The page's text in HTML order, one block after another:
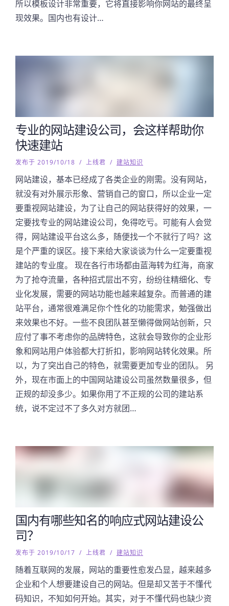
所以模板设计非常重要，它将直接影响你网站的最终呈
现效果。国内也有设计…
专业的网站建设公司，会这样帮助你
快速建站
发布于 2019/10/18 / 上线君 / 建站知识
网站建设，基本已经成了各类企业的刚需。没有网站，
就没有对外展示形象、营销自己的窗口，所以企业一定
要重视网站建设，为了让自己的网站获得好的效果，一
定要找专业的网站建设公司，免得吃亏。可能有人会觉
得，网站建设平台这么多，随便找一个不就行了吗？这
是个严重的误区。接下来给大家谈谈为什么一定要重视
建站的专业度。 现在各行市场都由蓝海转为红海，商家
为了抢夺流量，各种招式层出不穷，纷纷往精细化、专
业化发展，需要的网站功能也越来越复杂。而普通的建
站平台，通常很难满足你个性化的功能需求，勉强做出
来效果也不好。一些不良团队甚至懒得做网站创新，只
应付了事不考虑你的品牌特色，这就会导致你的企业形
象和网站用户体验都大打折扣，影响网站转化效果。所
以，为了突出自己的特色，就需要更加专业的团队。 另
外，现在市面上的中国网站建设公司虽然数量很多，但
正规的却没多少。如果你用了不正规的公司的建站系
统，说不定过不了多久对方就团…
国内有哪些知名的响应式网站建设公
司？
发布于 2019/10/17 / 上线君 / 建站知识
随着互联网的发展，网站的重要性愈发凸显，越来越多
企业和个人想要建设自己的网站。但是却又苦于不懂代
码知识，不知如何开始。其实，对于不懂代码也缺少资